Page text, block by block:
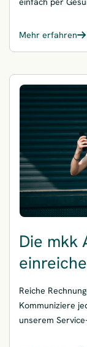
Mehr erfahren
Die mkk
Reiche
Kommuniziere
unserem